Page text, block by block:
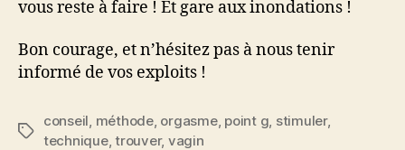
vous reste à faire ! Et gare aux inondations !
Bon courage, et n’hésitez pas à nous tenir
informé de vos exploits !
Étiquettes
conseil, méthode, orgasme, point g, stimuler,
technique,trouver, vagin